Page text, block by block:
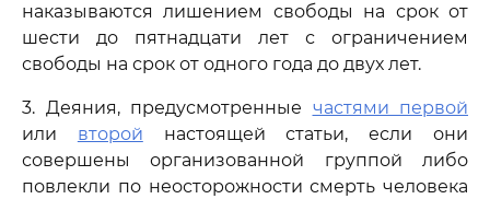
наказываются лишением свободы на срок от
шести до пятнадцати лет с ограничением
свободы на срок от одного года до двух лет.
3. Деяния, предусмотренные частями первой
или второй настоящей статьи, если они
совершены организованной группой либо
повлекли по неосторожности смерть человека